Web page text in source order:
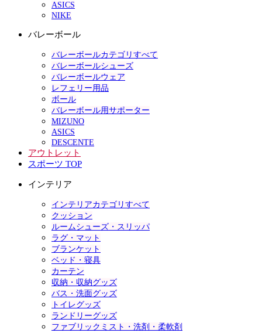
ASICS
NIKE
バレーボール
バレーボールカテゴリすべて
バレーボールシューズ
バレーボールウェア
レフェリー用品
ボール
バレーボール用サポーター
MIZUNO
ASICS
DESCENTE
アウトレット
スポーツ TOP
インテリア
インテリアカテゴリすべて
クッション
ルームシューズ・スリッパ
ラグ・マット
ブランケット
ベッド・寝具
カーテン
収納・収納グッズ
バス・洗面グッズ
トイレグッズ
ランドリーグッズ
ファブリックミスト・洗剤・柔軟剤